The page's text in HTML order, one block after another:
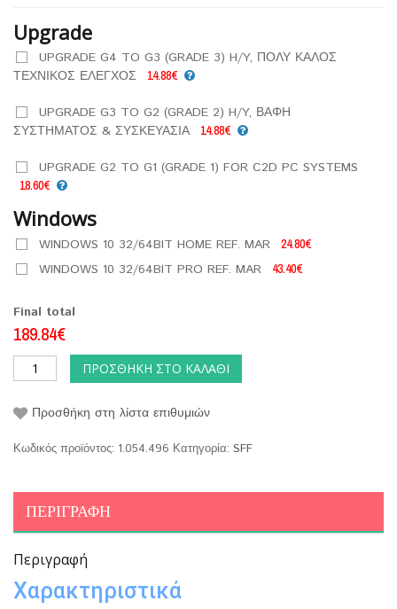
Upgrade
UPGRADE G4 TO G3 (GRADE 3) H/Y, ΠΟΛΥ ΚΑΛΟΣ
ΤΕΧΝΙΚΟΣ ΕΛΕΓΧΟΣ
14.88€
UPGRADE G3 TO G2 (GRADE 2) H/Y, ΒΑΦΗ
ΣΥΣΤΗΜΑΤΟΣ & ΣΥΣΚΕΥΑΣΙΑ
14.88€
UPGRADE G2 TO G1 (GRADE 1) FOR C2D PC SYSTEMS
18.60€
Windows
WINDOWS 10 32/64BIT HOME REF. MAR 24.80€
WINDOWS 10 32/64BIT PRO REF. MAR 43.40€
Final total
189.84€
ΠΡΟΣΘΉΚΗ ΣΤΟ ΚΑΛΆΘΙ
Προσθήκη στη λίστα επιθυμιών
Κωδικός προϊόντος: 1.054.496 Κατηγορία: SFF
ΠΕΡΙΓΡΑΦΉ
Περιγραφή
Χαρακτηριστικά